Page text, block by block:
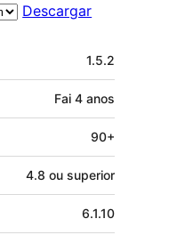
Descargar
1.5.2
Fai 4 anos
90+
4.8 ou superior
6.1.10